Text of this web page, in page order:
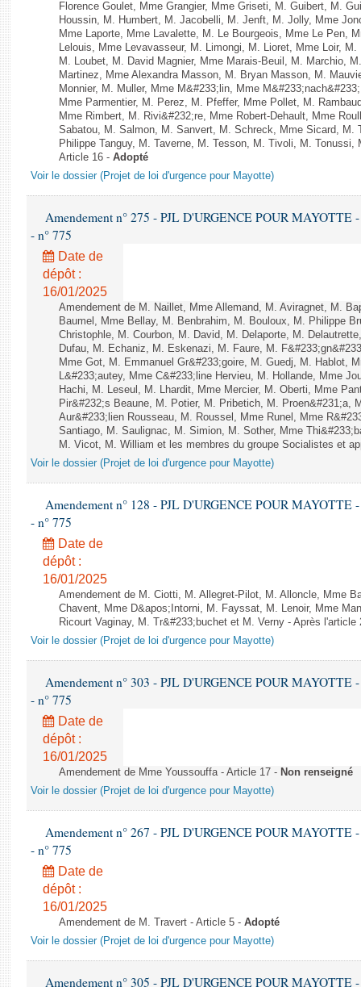
Florence Goulet, Mme Grangier, Mme Griseti, M. Guibert, M.
Houssin, M. Humbert, M. Jacobelli, M. Jenft, M. Jolly, Mme
Mme Laporte, Mme Lavalette, M. Le Bourgeois, Mme Le Pen,
Lelouis, Mme Levavasseur, M. Limongi, M. Lioret, Mme Loir,
M. Loubet, M. David Magnier, Mme Marais-Beuil, M. Marchio,
Martinez, Mme Alexandra Masson, M. Bryan Masson, M.
Monnier, M. Muller, Mme M&#233;lin, Mme
Mme Parmentier, M. Perez, M. Pfeffer, Mme Pollet, M.
Mme Rimbert, M. Rivi&#232;re, Mme Robert-Dehault, Mme
Sabatou, M. Salmon, M. Sanvert, M. Schreck, Mme Sicard, M.
Philippe Tanguy, M. Taverne, M. Tesson, M. Tivoli, M.
Article 16 - Adopté
Voir le dossier (Projet de loi d'urgence pour Mayotte)
Amendement n° 275 - PJL D'URGENCE POUR MAYOTTE -
- n° 775
Date de
dépôt :
16/01/2025
Amendement de M. Naillet, Mme Allemand, M. Aviragnet, M.
Baumel, Mme Bellay, M. Benbrahim, M. Bouloux, M. Philippe
Christophle, M. Courbon, M. David, M. Delaporte, M.
Dufau, M. Echaniz, M. Eskenazi, M. Faure, M.
Mme Got, M. Emmanuel Gr&#233;goire, M. Guedj, M. Hablot,
L&#233;autey, Mme C&#233;line Hervieu, M. Hollande, Mme
Hachi, M. Leseul, M. Lhardit, Mme Mercier, M. Oberti, Mme
Pir&#232;s Beaune, M. Potier, M. Pribetich, M. Proen&#231;a,
Aur&#233;lien Rousseau, M. Roussel, Mme Runel, Mme
Santiago, M. Saulignac, M. Simion, M. Sother, Mme
M. Vicot, M. William et les membres du groupe Socialistes et
Voir le dossier (Projet de loi d'urgence pour Mayotte)
Amendement n° 128 - PJL D'URGENCE POUR MAYOTTE -
- n° 775
Date de
dépôt :
16/01/2025
Amendement de M. Ciotti, M. Allegret-Pilot, M. Alloncle, Mme
Chavent, Mme D&apos;Intorni, M. Fayssat, M. Lenoir, Mme
Ricourt Vaginay, M. Tr&#233;buchet et M. Verny - Après
Voir le dossier (Projet de loi d'urgence pour Mayotte)
Amendement n° 303 - PJL D'URGENCE POUR MAYOTTE -
- n° 775
Date de
dépôt :
16/01/2025
Amendement de Mme Youssouffa - Article 17 - Non renseigné
Voir le dossier (Projet de loi d'urgence pour Mayotte)
Amendement n° 267 - PJL D'URGENCE POUR MAYOTTE -
- n° 775
Date de
dépôt :
16/01/2025
Amendement de M. Travert - Article 5 - Adopté
Voir le dossier (Projet de loi d'urgence pour Mayotte)
Amendement n° 305 - PJL D'URGENCE POUR MAYOTTE -